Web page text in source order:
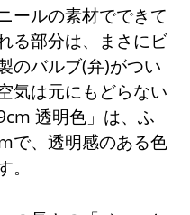
ールの素材でできて
る部分は、まさにビ
のバルブ(弁)がつい
気は元にもどらない
透明色」は、ふ
で、透明感のある色